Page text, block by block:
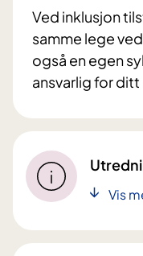
Ved inklusjon
samme lege
også en egen
ansvarlig for
Vis